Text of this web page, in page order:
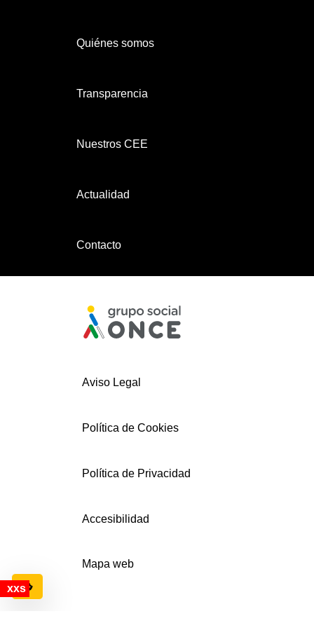
Configuración de cookies
Quiénes somos
Transparencia
Nuestros CEE
Actualidad
Contacto
Aviso Legal
Política de Cookies
Política de Privacidad
Accesibilidad
Mapa web